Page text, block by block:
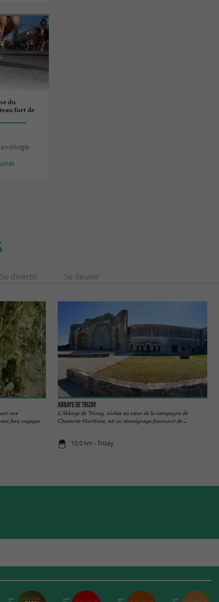
du
fort de
d'Angle
Se divertir Se Réunir
une
fera voyager
Abbaye de Trizay
L'Abbaye de Trizay, nichée au cœur de la campagne de
Charente-Maritime, est un témoignage fascinant de ...
10,0 km - Trizay